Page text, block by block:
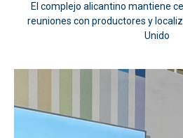
El complejo alicantino mantiene
reuniones con productores y
Unido